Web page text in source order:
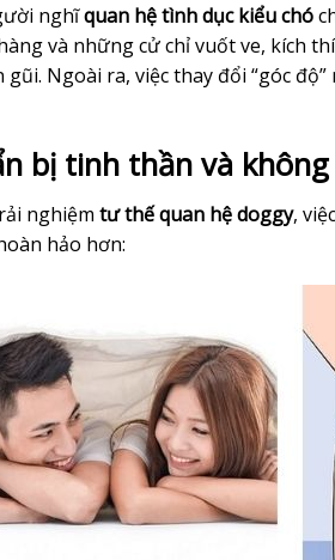
nghĩquan hệ tình dục kiểu chó
và những cử chỉ vuốt ve, kích
gũi. Ngoài ra, việc thay đổi “góc
bị tinh thần và
nghiệm tư thế quan hệ doggy,
hảo hơn: